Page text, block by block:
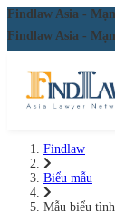
Findlaw Asia -
Findlaw Asia -
Findlaw
Biểu mẫu
Mẫu biểu